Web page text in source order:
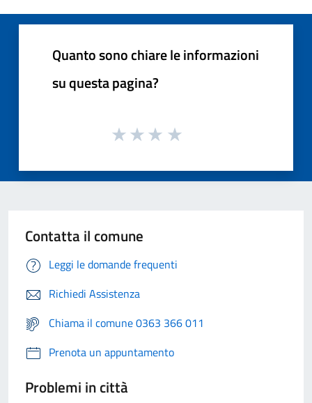
Quanto sono chiare le informazioni
su questa pagina?
Contatta il comune
Leggi le domande frequenti
Richiedi Assistenza
Chiama il comune 0363 366 011
Prenota un appuntamento
Problemi in città